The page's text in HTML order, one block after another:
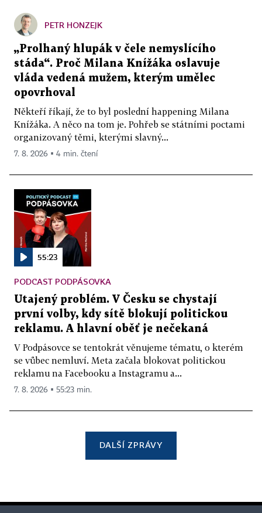
PETR HONZEJK
„Prolhaný hlupák v čele nemyslícího
stáda“. Proč Milana Knížáka oslavuje
vláda vedená mužem, kterým umělec
opovrhoval
Někteří říkají, že to byl poslední happening Milana
Knížáka. A něco na tom je. Pohřeb se státními poctami
organizovaný těmi, kterými slavný...
7. 8. 2026 ▪ 4 min. čtení
55:23
PODCAST PODPÁSOVKA
Utajený problém. V Česku se chystají
první volby, kdy sítě blokují politickou
reklamu. A hlavní oběť je nečekaná
V Podpásovce se tentokrát věnujeme tématu, o kterém
se vůbec nemluví. Meta začala blokovat politickou
reklamu na Facebooku a Instagramu a...
7. 8. 2026 ▪ 55:23 min.
DALŠÍ ZPRÁVY